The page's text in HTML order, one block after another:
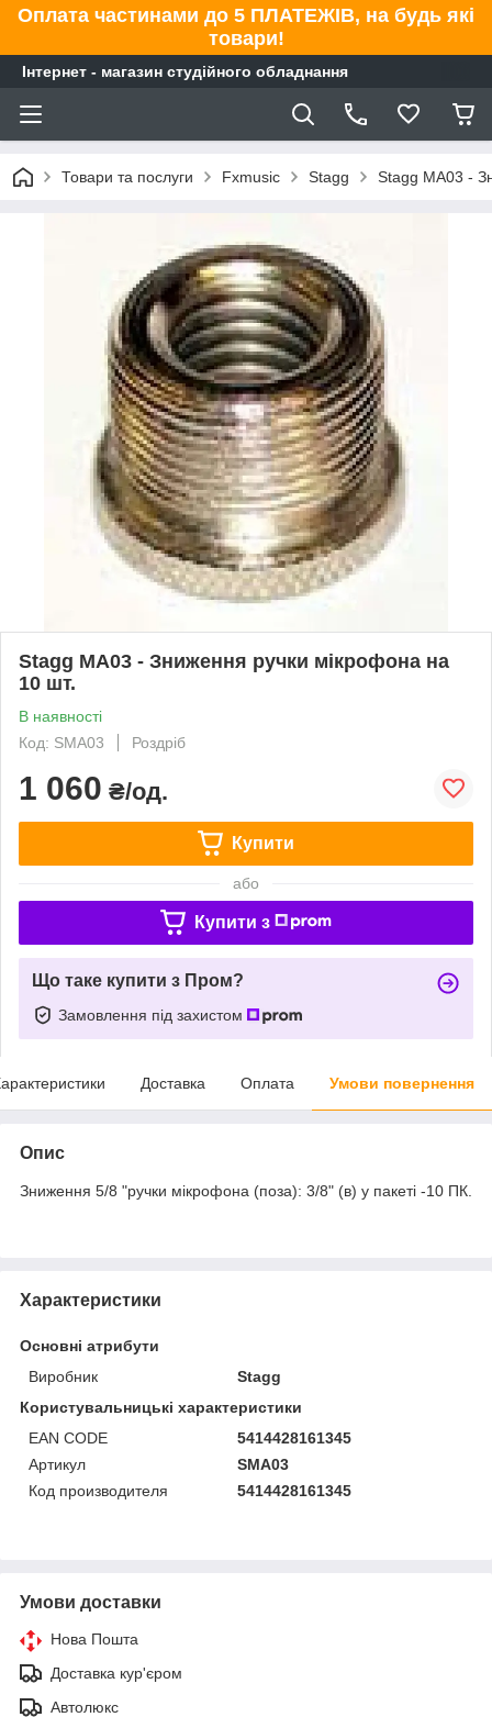
Оплата частинами до 5 ПЛАТЕЖІВ, на будь які
товари!
Інтернет - магазин студійного обладнання
Товари та послуги Fxmusic Stagg Stagg MA03 -
Stagg MA03 - Зниження ручки мікрофона на
10 шт.
В наявності
Код: SMA03
Роздріб
1 060 ₴/од.
Купити
або
Купити з
Що таке купити з Пром?
Замовлення під захистом
Доставка Оплата Умови повернення
Опис
Зниження 5/8 "ручки мікрофона (поза): 3/8" (в) у пакеті -10 ПК.
Характеристики
Основні атрибути
Виробник
Stagg
Користувальницькі характеристики
EAN CODE
5414428161345
Артикул
SMA03
Код производителя
5414428161345
Умови доставки
Нова Пошта
Доставка кур'єром
Автолюкс